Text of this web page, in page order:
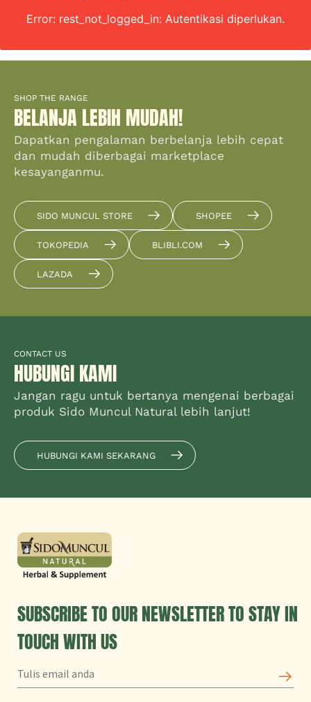
Error: rest_not_logged_in: Autentikasi diperlukan.
SHOP THE RANGE
BELANJA LEBIH MUDAH!
Dapatkan pengalaman berbelanja lebih cepat
dan mudah diberbagai marketplace
kesayanganmu.
SIDO MUNCUL STORE SHOPEE
TOKOPEDIA BLIBLI.COM
LAZADA
CONTACT US
HUBUNGI KAMI
Jangan ragu untuk bertanya mengenai berbagai
produk Sido Muncul Natural lebih lanjut!
HUBUNGI KAMI SEKARANG
SUBSCRIBE TO OUR NEWSLETTER TO STAY IN
TOUCH WITH US